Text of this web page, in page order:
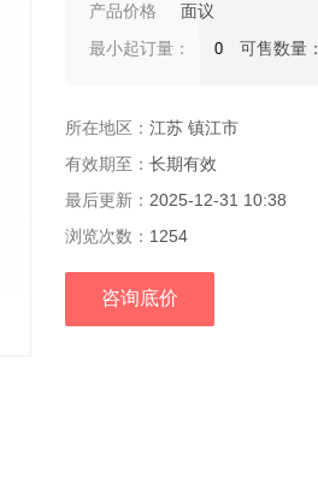
产品价格
面议
最小起订量：
0 可售数量：
所在地区： 江苏 镇江市
有效期至： 长期有效
最后更新： 2025-12-31 10:38
浏览次数： 1254
咨询底价